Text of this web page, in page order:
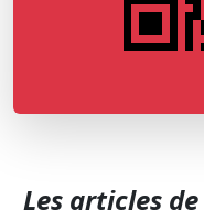
Les articles de